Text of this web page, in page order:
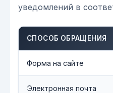
уведомлений в
СПОСОБ ОБРАЩЕНИЯ
Форма на сайте
Электронная почта